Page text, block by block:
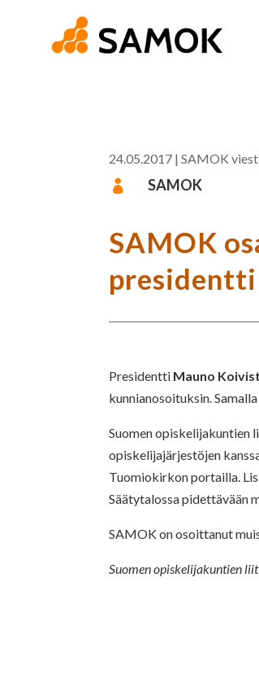
24.05.2017 |SAMOK
 SAMOK
SAMOK
Presidentti Mauno
kunnianosoituksin.
Suomen opiskelijakuntien
opiskelijajärjestöjen
Tuomiokirkon portailla.
Säätytalossa pidettävään
SAMOK on osoittanut
Suomen opiskelijakuntien